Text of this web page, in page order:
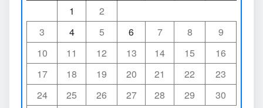
1
2
3
4 5 6 7 8
9
10
11 12 13 14 15
16
17
18 19 20 21 22
23
24
25 26 27 28 29
30